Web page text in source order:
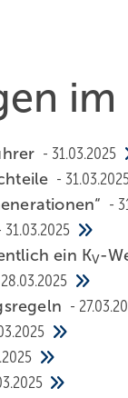
im
31.03.2025
31.03.2025
ein KV-
28.03.2025